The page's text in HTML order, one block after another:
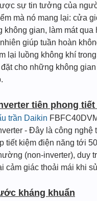
sự tin tưởng của
mà nó mang lại: cửa
không gian, làm mát qua
giúp tuần hoàn
lại luồng không khí
cho những không
tiên phong tiết
trần Daikin
- Đây là công nghệ
tiết kiệm điện năng tới
(non-inverter), duy
cảm giác thoải mái khi
kháng khuẩn